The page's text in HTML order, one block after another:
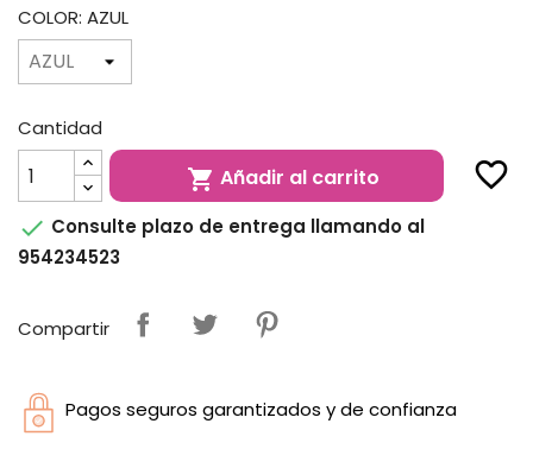
COLOR: AZUL
Cantidad
 Añadir al carrito favorite_border
 Consulte plazo de entrega llamando al
954234523
Compartir
Pagos seguros garantizados y de confianza